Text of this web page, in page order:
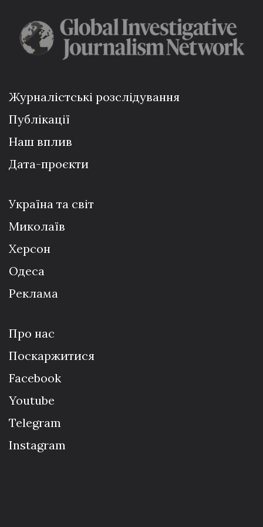
Журналістські розслідування
Публікації
Наш вплив
Дата-проєкти
Україна та світ
Миколаїв
Херсон
Одеса
Реклама
Про нас
Поскаржитися
Facebook
Youtube
Telegram
Instagram